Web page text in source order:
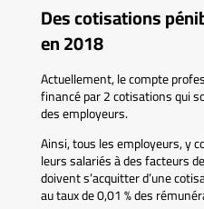
Des cotisations
en 2018
Actuellement, le compte
financé par 2 cotisations qui
des employeurs.
Ainsi, tous les employeurs, y
leurs salariés à des facteurs
doivent s’acquitter d’une
au taux de 0,01 % des